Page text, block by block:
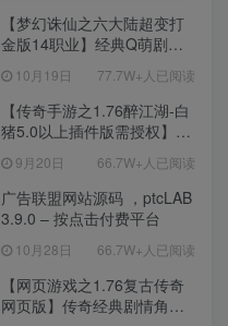
【梦幻诛仙之六大陆超变打
金版14职业】经典Q萌剧情
Linux服务端源码视频架设教
程-新版多功能GM网页后台
工具-安卓苹果IOS双端版
本！
10月19日 77.7W+人已阅读
【传奇手游之1.76醉江湖-白
猪5.0以上插件版需授权】三
手游-Win服务端源码视频架
设教程-新版GM多功能网页
授权物品后台-九层妖塔-法宠
系统-历练殿堂-尸家重地-GM
直冲网页后台-安卓苹果IOS
双端版本！
9月20日 66.7W+人已阅读
广告联盟网站源码 ，ptcLAB
3.9.0 – 按点击付费平台
10月28日 66.7W+人已阅读
【网页游戏之1.76复古传奇
网页版】传奇经典剧情角色